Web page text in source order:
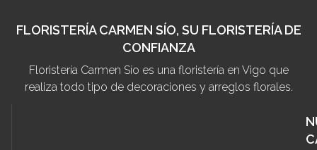
FLORISTERÍA CARMEN SÍO, SU FLORISTERÍA DE
CONFIANZA
Floristería Carmen Sío es una floristería en Vigo que
realiza todo tipo de decoraciones y arreglos florales.